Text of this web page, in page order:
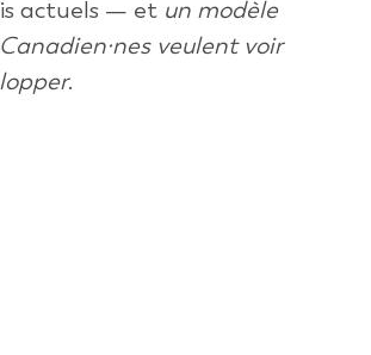
actuels — et un modèle
veulent voir
.